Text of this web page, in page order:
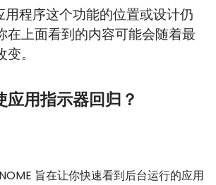
用程序这个功能的位置或设计仍
在上面看到的内容可能会随着最
。
应用指示器回归？
旨在让你快速看到后台运行的应用